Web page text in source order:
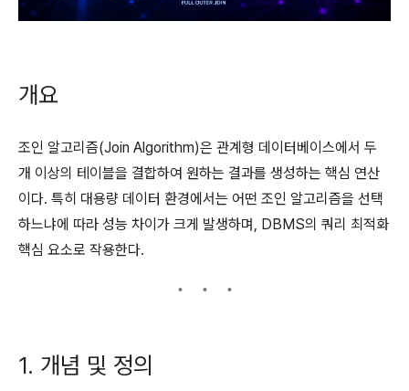
개요
조인 알고리즘(Join Algorithm)은 관계형 데이터베이스에서 두
개 이상의 테이블을 결합하여 원하는 결과를 생성하는 핵심 연산
이다. 특히 대용량 데이터 환경에서는 어떤 조인 알고리즘을 선택
하느냐에 따라 성능 차이가 크게 발생하며, DBMS의 쿼리 최적화
핵심 요소로 작용한다.
1. 개념 및 정의